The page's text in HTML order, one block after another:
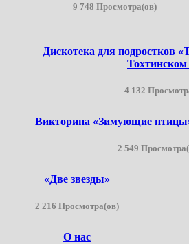
9 748 Просмотра(ов)
Дискотека для подростков
4 132
Викторина «Зимующие
2 549
«Две звезды»
2 216 Просмотра(ов)
О нас